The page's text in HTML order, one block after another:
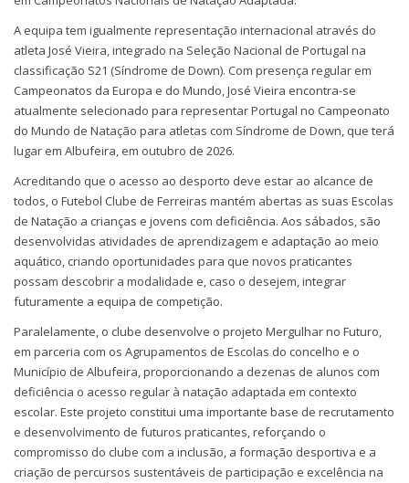
A equipa tem igualmente representação internacional através do
atleta José Vieira, integrado na Seleção Nacional de Portugal na
classificação S21 (Síndrome de Down). Com presença regular em
Campeonatos da Europa e do Mundo, José Vieira encontra-se
atualmente selecionado para representar Portugal no Campeonato
do Mundo de Natação para atletas com Síndrome de Down, que terá
lugar em Albufeira, em outubro de 2026.
Acreditando que o acesso ao desporto deve estar ao alcance de
todos, o Futebol Clube de Ferreiras mantém abertas as suas Escolas
de Natação a crianças e jovens com deficiência. Aos sábados, são
desenvolvidas atividades de aprendizagem e adaptação ao meio
aquático, criando oportunidades para que novos praticantes
possam descobrir a modalidade e, caso o desejem, integrar
futuramente a equipa de competição.
Paralelamente, o clube desenvolve o projeto Mergulhar no Futuro,
em parceria com os Agrupamentos de Escolas do concelho e o
Município de Albufeira, proporcionando a dezenas de alunos com
deficiência o acesso regular à natação adaptada em contexto
escolar. Este projeto constitui uma importante base de recrutamento
e desenvolvimento de futuros praticantes, reforçando o
compromisso do clube com a inclusão, a formação desportiva e a
criação de percursos sustentáveis de participação e excelência na